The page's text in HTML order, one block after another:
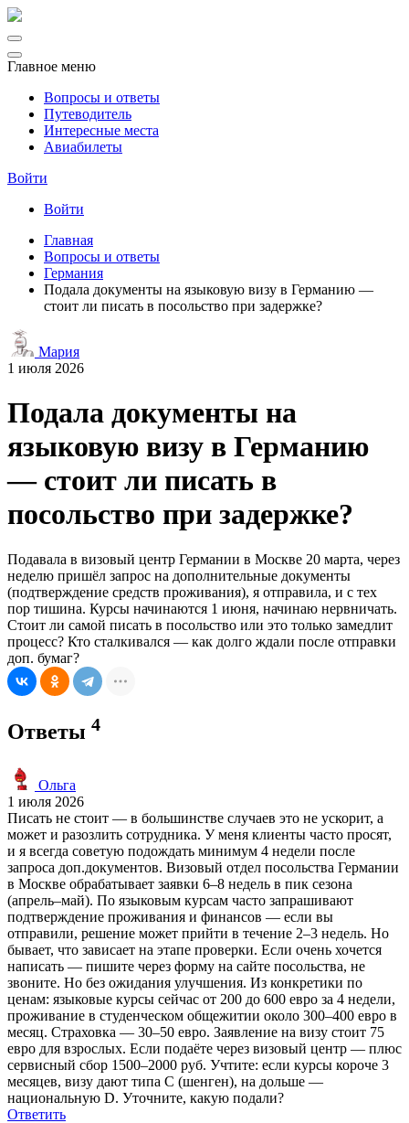
Главное меню
Вопросы и ответы
Путеводитель
Интересные места
Авиабилеты
Войти
Войти
Главная
Вопросы и ответы
Германия
Подала документы на языковую визу в Германию —
стоит ли писать в посольство при задержке?
Мария
1 июля 2026
Подала документы на
языковую визу в Германию
— стоит ли писать в
посольство при задержке?
Подавала в визовый центр Германии в Москве 20 марта, через
неделю пришёл запрос на дополнительные документы
(подтверждение средств проживания), я отправила, и с тех
пор тишина. Курсы начинаются 1 июня, начинаю нервничать.
Стоит ли самой писать в посольство или это только замедлит
процесс? Кто сталкивался — как долго ждали после отправки
доп. бумаг?
Ответы 4
Ольга
1 июля 2026
Писать не стоит — в большинстве случаев это не ускорит, а
может и разозлить сотрудника. У меня клиенты часто просят,
и я всегда советую подождать минимум 4 недели после
запроса доп.документов. Визовый отдел посольства Германии
в Москве обрабатывает заявки 6–8 недель в пик сезона
(апрель–май). По языковым курсам часто запрашивают
подтверждение проживания и финансов — если вы
отправили, решение может прийти в течение 2–3 недель. Но
бывает, что зависает на этапе проверки. Если очень хочется
написать — пишите через форму на сайте посольства, не
звоните. Но без ожидания улучшения. Из конкретики по
ценам: языковые курсы сейчас от 200 до 600 евро за 4 недели,
проживание в студенческом общежитии около 300–400 евро в
месяц. Страховка — 30–50 евро. Заявление на визу стоит 75
евро для взрослых. Если подаёте через визовый центр — плюс
сервисный сбор 1500–2000 руб. Учтите: если курсы короче 3
месяцев, визу дают типа C (шенген), на дольше —
национальную D. Уточните, какую подали?
Ответить